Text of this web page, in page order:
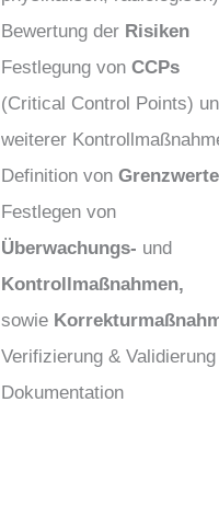
Bewertung der Risiken
Festlegung von CCPs
(Critical Control Points)
weiterer
Definition von
Festlegen von
Überwachungs- und
Kontrollmaßnahmen,
sowie
Verifizierung & Validierung
Dokumentation